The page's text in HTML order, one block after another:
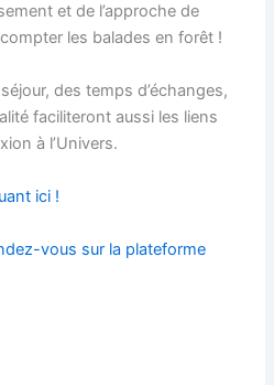
et de l’approche de
les balades en forêt !
des temps d’échanges,
faciliteront aussi les liens
à l’Univers.
ici !
vous sur la plateforme